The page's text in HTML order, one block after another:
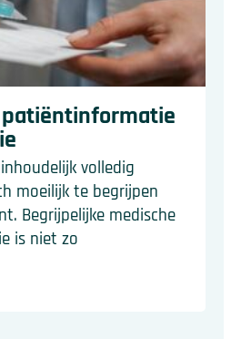
volledig
moeilijk te begrijpen
Begrijpelijke medische
is niet zo